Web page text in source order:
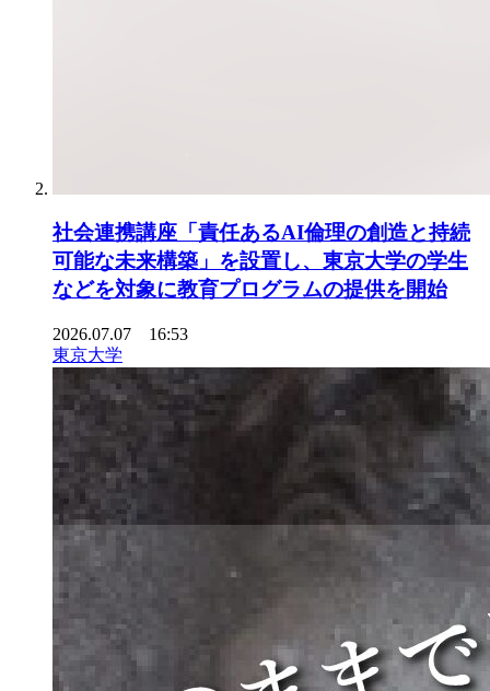
社会連携講座「責任あるAI倫理の創造と持続
可能な未来構築」を設置し、東京大学の学生
などを対象に教育プログラムの提供を開始
2026.07.07 16:53
東京大学